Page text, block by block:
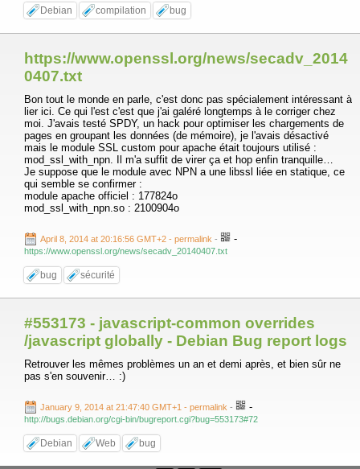
Debian compilation bug
https://www.openssl.org/news/secadv_2014
0407.txt
Bon tout le monde en parle, c'est donc pas spécialement intéressant à
lier ici. Ce qui l'est c'est que j'ai galéré longtemps à le corriger chez
moi. J'avais testé SPDY, un hack pour optimiser les chargements de
pages en groupant les données (de mémoire), je l'avais désactivé
mais le module SSL custom pour apache était toujours utilisé :
mod_ssl_with_npn. Il m'a suffit de virer ça et hop enfin tranquille…
Je suppose que le module avec NPN a une libssl liée en statique, ce
qui semble se confirmer :
module apache officiel : 177824o
mod_ssl_with_npn.so : 2100904o
April 8, 2014 at 20:16:56 GMT+2 - permalink - -
https://www.openssl.org/news/secadv_20140407.txt
bug sécurité
#553173 - javascript-common overrides
/javascript globally - Debian Bug report logs
Retrouver les mêmes problèmes un an et demi après, et bien sûr ne
pas s'en souvenir… :)
January 9, 2014 at 21:47:40 GMT+1 - permalink - -
http://bugs.debian.org/cgi-bin/bugreport.cgi?bug=553173#72
Debian Web bug